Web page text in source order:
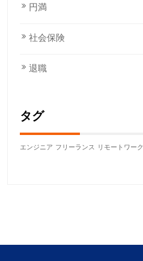
円満
社会保険
退職
タグ
エンジニア フリーランス リモートワーク